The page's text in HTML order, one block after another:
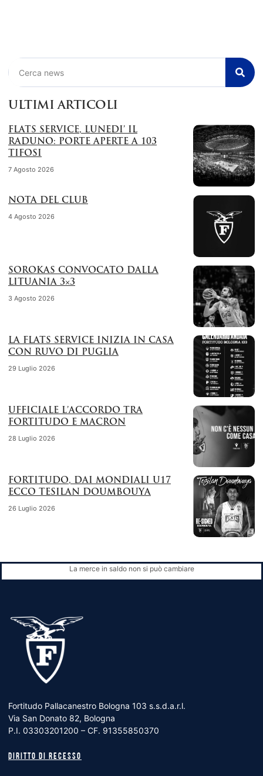
ULTIMI ARTICOLI
FLATS SERVICE, LUNEDI’ IL
RADUNO: PORTE APERTE A 103
TIFOSI
7 Agosto 2026
NOTA DEL CLUB
4 Agosto 2026
SOROKAS CONVOCATO DALLA
LITUANIA 3×3
3 Agosto 2026
LA FLATS SERVICE INIZIA IN CASA
CON RUVO DI PUGLIA
29 Luglio 2026
UFFICIALE L’ACCORDO TRA
FORTITUDO E MACRON
28 Luglio 2026
FORTITUDO, DAI MONDIALI U17
ECCO TESILAN DOUMBOUYA
26 Luglio 2026
La merce in saldo non si può cambiare
Fortitudo Pallacanestro Bologna 103 s.s.d.a.r.l.
Via San Donato 82, Bologna
P.I. 03303201200 – CF. 91355850370
Diritto di recesso